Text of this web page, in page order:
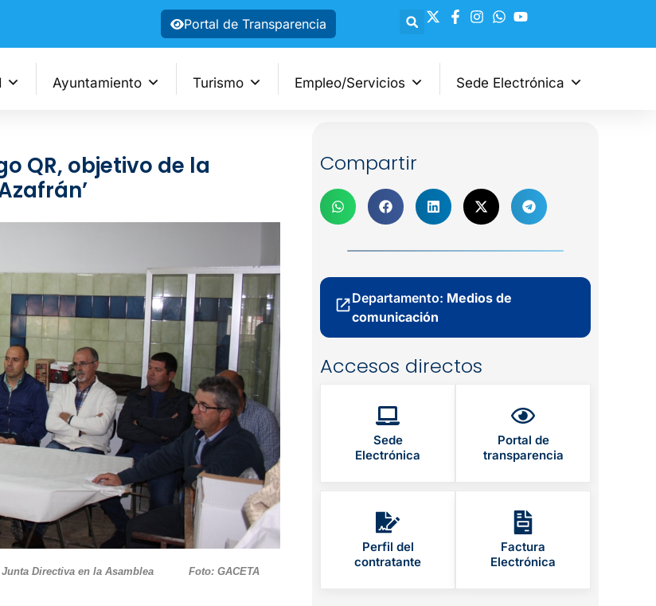
Portal de Transparencia
Ayuntamiento Turismo Empleo/Servicios Sede Electrónica
QR, objetivo de la
Junta Directiva en la Asamblea Foto: GACETA
Compartir
Departamento: Medios de
comunicación
Accesos directos
Sede
Electrónica
Portal de
transparencia
Perfil del
contratante
Factura
Electrónica